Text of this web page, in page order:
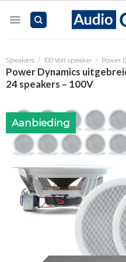
Speakers / 100 Volt speaker / Power
Power Dynamics
24 speakers – 100V
Aanbieding